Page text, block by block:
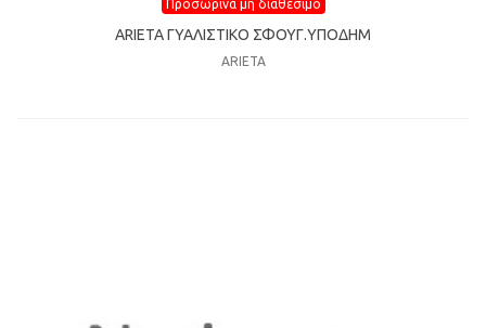
Προσωρινά μη διαθέσιμο
ARIETA ΓΥΑΛΙΣΤΙΚΟ ΣΦΟΥΓ.ΥΠΟΔΗΜ
ARIETA